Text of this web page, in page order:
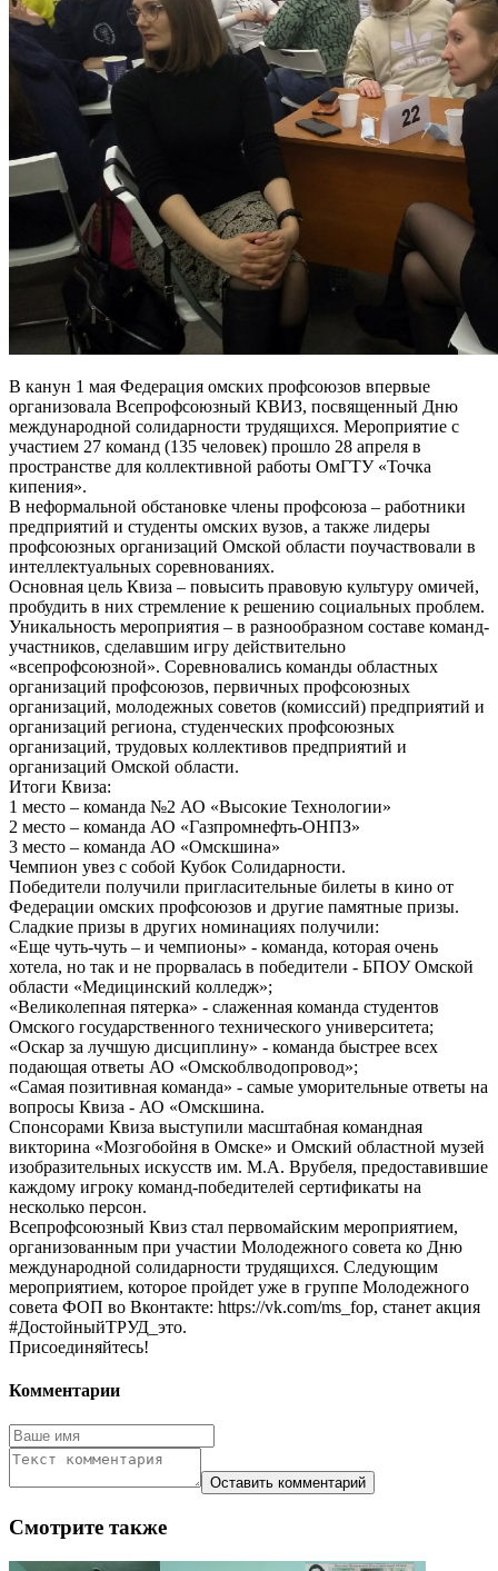
В канун 1 мая Федерация омских профсоюзов впервые
организовала Всепрофсоюзный КВИЗ, посвященный Дню
международной солидарности трудящихся. Мероприятие с
участием 27 команд (135 человек) прошло 28 апреля в
пространстве для коллективной работы ОмГТУ «Точка
кипения».
В неформальной обстановке члены профсоюза – работники
предприятий и студенты омских вузов, а также лидеры
профсоюзных организаций Омской области поучаствовали в
интеллектуальных соревнованиях.
Основная цель Квиза – повысить правовую культуру омичей,
пробудить в них стремление к решению социальных проблем.
Уникальность мероприятия – в разнообразном составе команд-
участников, сделавшим игру действительно
«всепрофсоюзной». Соревновались команды областных
организаций профсоюзов, первичных профсоюзных
организаций, молодежных советов (комиссий) предприятий и
организаций региона, студенческих профсоюзных
организаций, трудовых коллективов предприятий и
организаций Омской области.
Итоги Квиза:
1 место – команда №2 АО «Высокие Технологии»
2 место – команда АО «Газпромнефть-ОНПЗ»
3 место – команда АО «Омскшина»
Чемпион увез с собой Кубок Солидарности.
Победители получили пригласительные билеты в кино от
Федерации омских профсоюзов и другие памятные призы.
Сладкие призы в других номинациях получили:
«Еще чуть-чуть – и чемпионы» - команда, которая очень
хотела, но так и не прорвалась в победители - БПОУ Омской
области «Медицинский колледж»;
«Великолепная пятерка» - слаженная команда студентов
Омского государственного технического университета;
«Оскар за лучшую дисциплину» - команда быстрее всех
подающая ответы АО «Омскоблводопровод»;
«Самая позитивная команда» - самые уморительные ответы на
вопросы Квиза - АО «Омскшина.
Спонсорами Квиза выступили масштабная командная
викторина «Мозгобойня в Омске» и Омский областной музей
изобразительных искусств им. М.А. Врубеля, предоставившие
каждому игроку команд-победителей сертификаты на
несколько персон.
Всепрофсоюзный Квиз стал первомайским мероприятием,
организованным при участии Молодежного совета ко Дню
международной солидарности трудящихся. Следующим
мероприятием, которое пройдет уже в группе Молодежного
совета ФОП во Вконтакте: https://vk.com/ms_fop, станет акция
#ДостойныйТРУД_это.
Присоединяйтесь!
Комментарии
Смотрите также